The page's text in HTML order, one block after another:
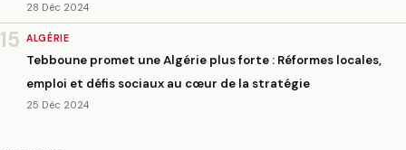
28 Déc 2024
15 ALGÉRIE
Tebboune promet une Algérie plus forte : Réformes locales,
emploi et défis sociaux au cœur de la stratégie
25 Déc 2024